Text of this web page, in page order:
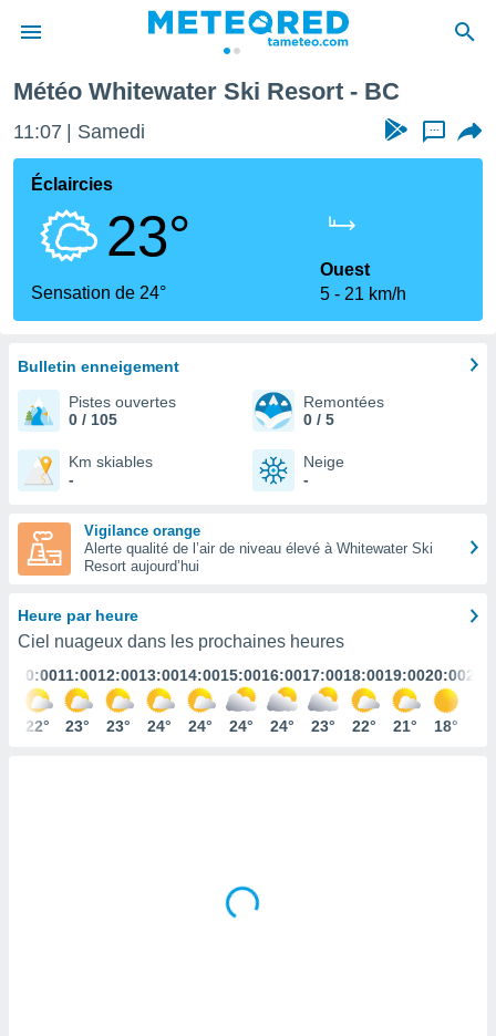
de
en
les
des
par le
ACCEPTER
CONTINUER
PARAMÈTRES
Météo Whitewater Ski Resort - BC
11:07 Samedi ...
Éclaircies
23°
Sensation de 24°
Ouest
5
21 km/h
Bulletin enneigement
Pistes ouvertes
0 / 105
Remontées
0 / 5
Km skiables
-
Neige
-
Vigilance orange
Alerte qualité de l’air de niveau élevé à Whitewater Ski
Resort aujourd’hui
Heure par heure
Ciel nuageux dans les prochaines heures
10:00
22°
11:00
23°
12:00
23°
13:00
24°
14:00
24°
15:00
24°
16:00
24°
17:00
23°
18:00
22°
19:00
21°
20:00
18°